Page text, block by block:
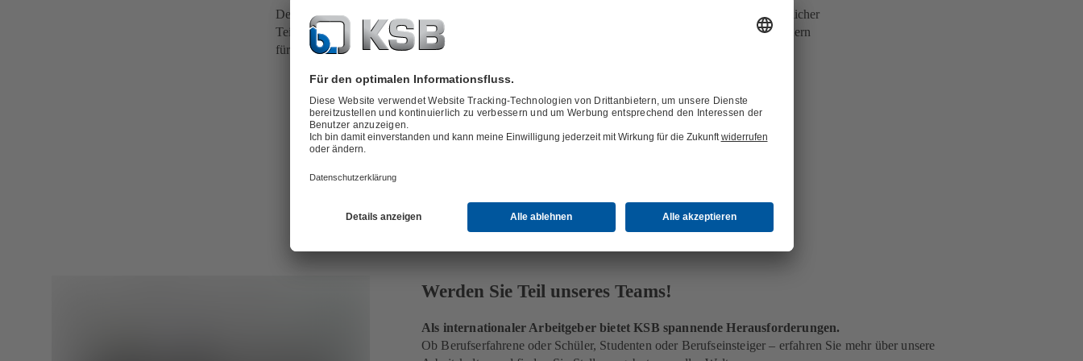
Der Stator wird bei Elektromotoren auch als Ständer bezeichnet und ist ein feststehender, nicht beweglicher
Teil einer elektrischen Maschine. Er fungiert meist zugleich als
und dient als gemeinsamer Kern
für die Induktionsspulen. Das Gegenteil ist der
Werden Sie Teil unseres Teams!
Als internationaler Arbeitgeber bietet KSB spannende Herausforderungen.
Ob Berufserfahrene oder Schüler, Studenten oder Berufseinsteiger – erfahren Sie mehr über unsere